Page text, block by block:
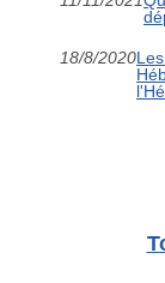
18/8/2020